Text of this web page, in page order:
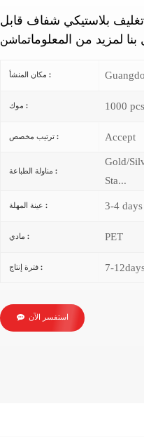
بلاستيكي شفاف قابل
لمزيد من المعلومات
مكان المنشأ :
موك : 1000 pcs
ترتيب مخصص : Accept
مناولة الطباعة :
Gold/
Sta...
عينة المهلة : 3-4 days
مادي : PET
فترة إنتاج : 7-
استفسر الآن